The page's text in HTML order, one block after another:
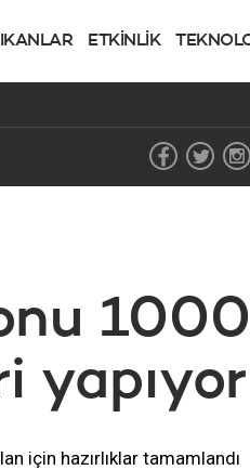
ETKİNLİK
yapıyor
için hazırlıklar tamamlandı